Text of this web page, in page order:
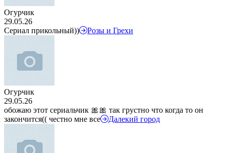
Огурчик
29.05.26
Сериал прикольный))
Розы и Грехи
Огурчик
29.05.26
обожаю этот сериальчик 🎀🎀 так грустно что когда то он
закончится(( честно мне все
Далекий город